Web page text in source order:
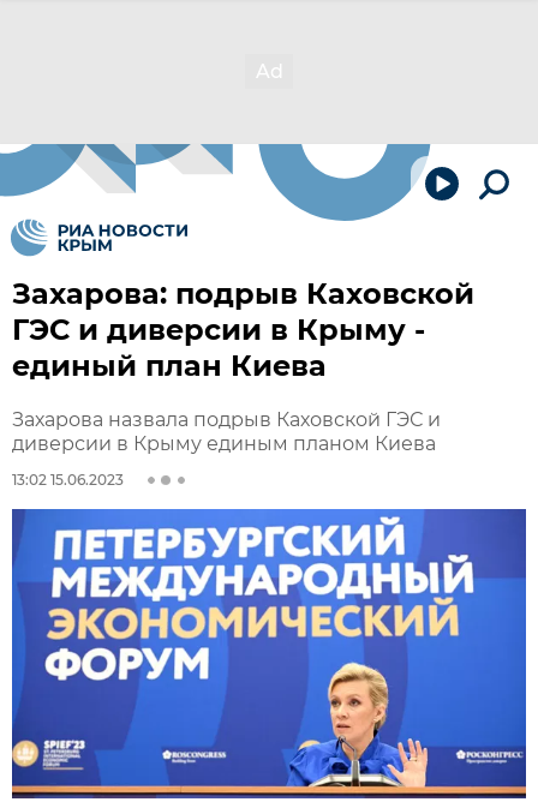
Захарова: подрыв Каховской
ГЭС и диверсии в Крыму -
единый план Киева
Захарова назвала подрыв Каховской ГЭС и
диверсии в Крыму единым планом Киева
13:02 15.06.2023